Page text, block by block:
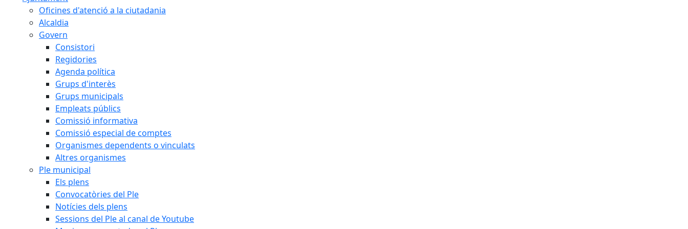
Oficines d'atenció a la ciutadania
Alcaldia
Govern
Consistori
Regidories
Agenda política
Grups d'interès
Grups municipals
Empleats públics
Comissió informativa
Comissió especial de comptes
Organismes dependents o vinculats
Altres organismes
Ple municipal
Els plens
Convocatòries del Ple
Notícies dels plens
Sessions del Ple al canal de Youtube